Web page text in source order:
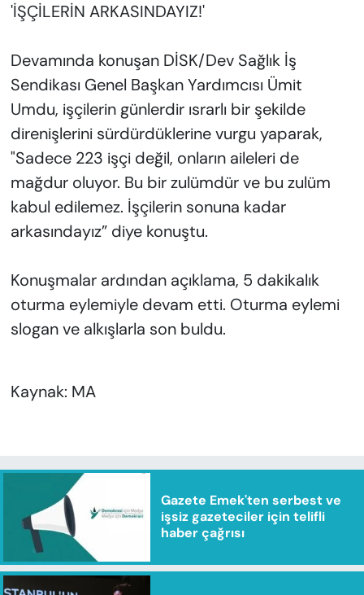
'İŞÇİLERİN ARKASINDAYIZ!'
Devamında konuşan DİSK/Dev Sağlık İş
Sendikası Genel Başkan Yardımcısı Ümit
Umdu, işçilerin günlerdir ısrarlı bir şekilde
direnişlerini sürdürdüklerine vurgu yaparak,
"Sadece 223 işçi değil, onların aileleri de
mağdur oluyor. Bu bir zulümdür ve bu zulüm
kabul edilemez. İşçilerin sonuna kadar
arkasındayız” diye konuştu.
Konuşmalar ardından açıklama, 5 dakikalık
oturma eylemiyle devam etti. Oturma eylemi
slogan ve alkışlarla son buldu.
Kaynak: MA
Gazete Emek'ten serbest ve
işsiz gazeteciler için telifli
haber çağrısı